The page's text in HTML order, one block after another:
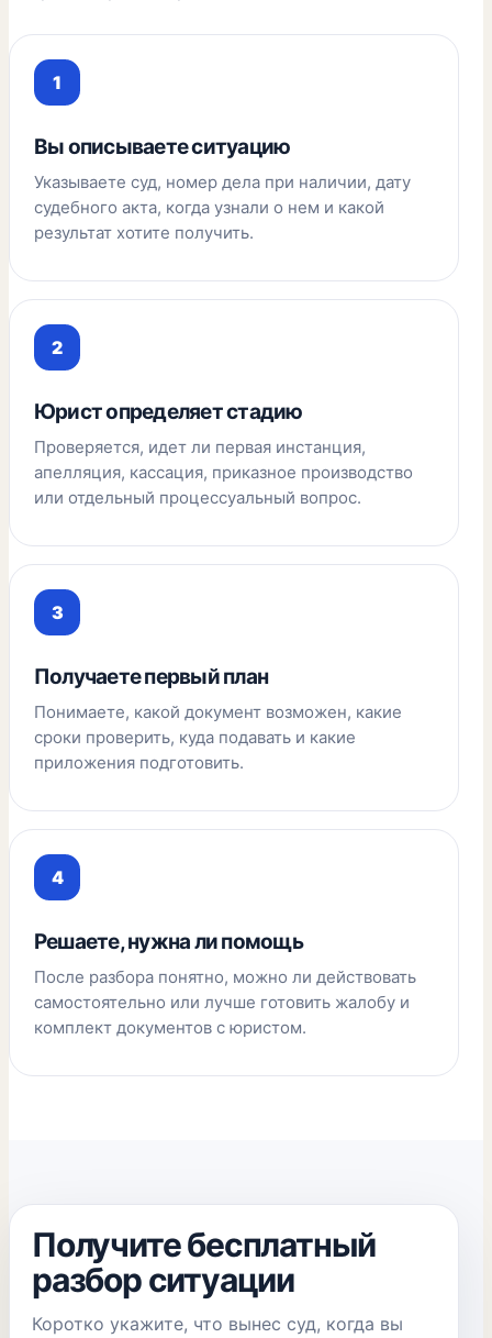
Вы описываете ситуацию
Указываете суд, номер дела при наличии, дату
судебного акта, когда узнали о нем и какой
результат хотите получить.
Юрист определяет стадию
Проверяется, идет ли первая инстанция,
апелляция, кассация, приказное производство
или отдельный процессуальный вопрос.
Получаете первый план
Понимаете, какой документ возможен, какие
сроки проверить, куда подавать и какие
приложения подготовить.
Решаете, нужна ли помощь
После разбора понятно, можно ли действовать
самостоятельно или лучше готовить жалобу и
комплект документов с юристом.
Получите бесплатный
разбор ситуации
Коротко укажите, что вынес суд, когда вы